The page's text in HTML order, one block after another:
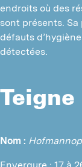
endroits où des
sont présents.
défauts
détectées.
Nom :